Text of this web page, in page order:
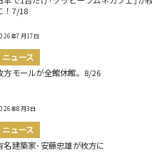
！7/18
年7月17日
ニュース
方モールが全館休館。8/26
年8月3日
ニュース
名建築家･安藤忠雄が枚方に